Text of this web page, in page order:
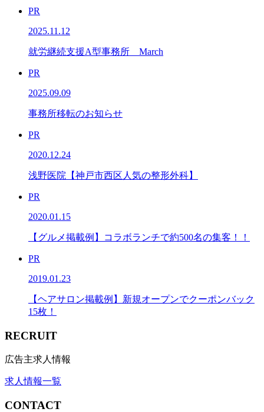
PR
2025.11.12
就労継続支援A型事務所 March
PR
2025.09.09
事務所移転のお知らせ
PR
2020.12.24
浅野医院【神戸市西区人気の整形外科】
PR
2020.01.15
【グルメ掲載例】コラボランチで約500名の集客！！
PR
2019.01.23
【ヘアサロン掲載例】新規オープンでクーポンバック
15枚！
RECRUIT
広告主求人情報
求人情報一覧
CONTACT